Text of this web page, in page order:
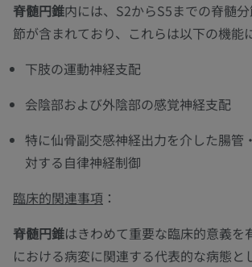
脊髄円錐内には、S2からS5までの脊髄
節が含まれており、これらは以下の機能
下肢の運動神経支配
会陰部および外陰部の感覚神経支配
特に仙骨副交感神経出力を介した腸管
対する自律神経制御
臨床的関連事項 ：
脊髄円錐はきわめて重要な臨床的意義を
における病変に関連する代表的な病態と